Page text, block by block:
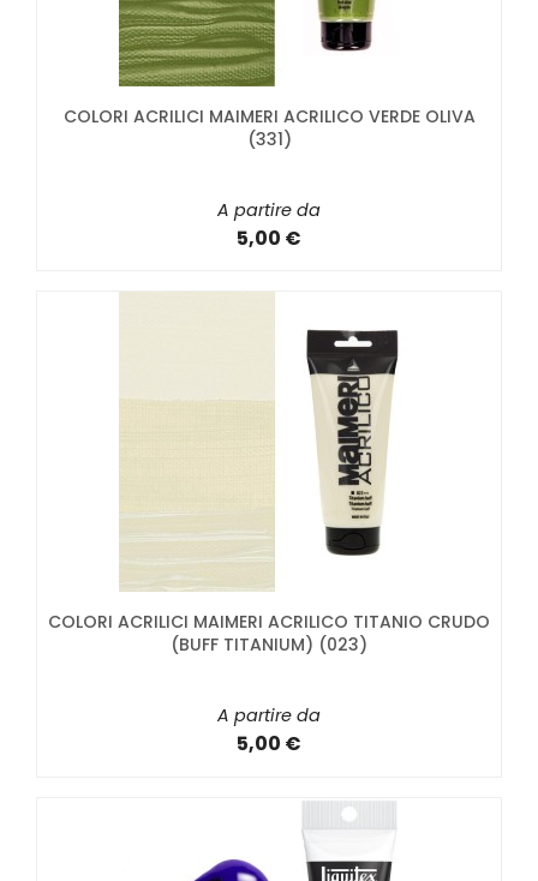
COLORI ACRILICI MAIMERI ACRILICO VERDE OLIVA
(331)
A partire da
5,00 €
COLORI ACRILICI MAIMERI ACRILICO TITANIO CRUDO
(BUFF TITANIUM) (023)
A partire da
5,00 €